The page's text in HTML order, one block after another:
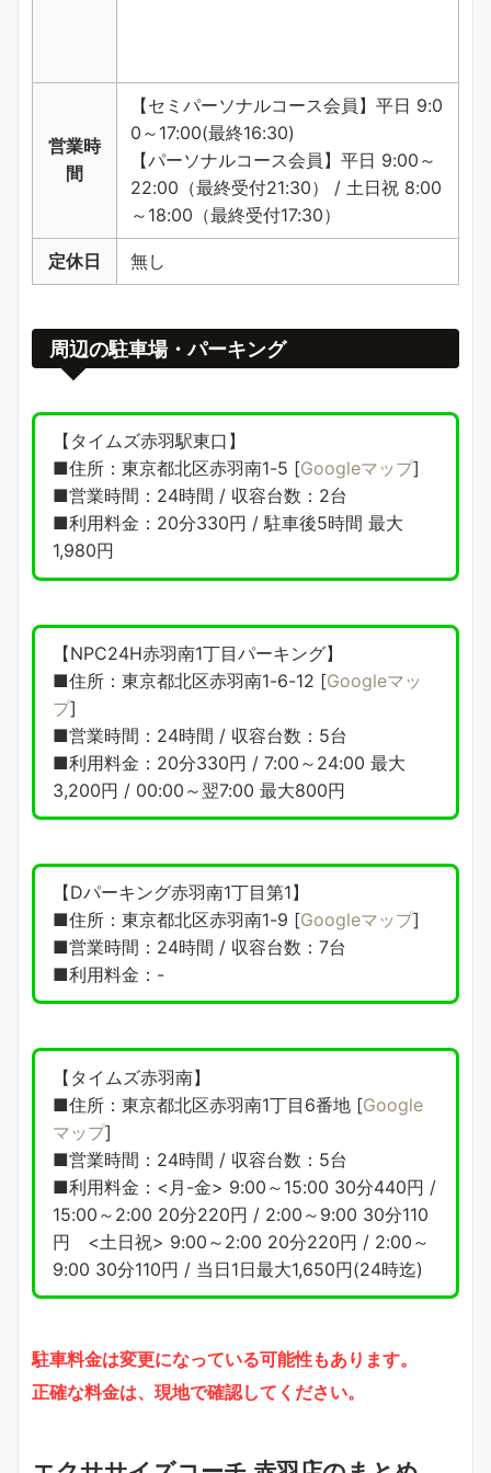
営業時
間
【セミパーソナルコース会員】平日 9:0
0～17:00(最終16:30)
【パーソナルコース会員】平日 9:00～
22:00（最終受付21:30） / 土日祝 8:00
～18:00（最終受付17:30）
定休日 無し
周辺の駐車場・パーキング
【タイムズ赤羽駅東口】
■住所：東京都北区赤羽南1-5 [Googleマップ]
■営業時間：24時間 / 収容台数：2台
■利用料金：20分330円 / 駐車後5時間 最大
1,980円
【NPC24H赤羽南1丁目パーキング】
■住所：東京都北区赤羽南1-6-12 [Googleマッ
プ]
■営業時間：24時間 / 収容台数：5台
■利用料金：20分330円 / 7:00～24:00 最大
3,200円 / 00:00～翌7:00 最大800円
【Dパーキング赤羽南1丁目第1】
■住所：東京都北区赤羽南1-9 [Googleマップ]
■営業時間：24時間 / 収容台数：7台
■利用料金：-
【タイムズ赤羽南】
■住所：東京都北区赤羽南1丁目6番地 [Google
マップ]
■営業時間：24時間 / 収容台数：5台
■利用料金：<月-金> 9:00～15:00 30分440円 /
15:00～2:00 20分220円 / 2:00～9:00 30分110
円 <土日祝> 9:00～2:00 20分220円 / 2:00～
9:00 30分110円 / 当日1日最大1,650円(24時迄)
駐車料金は変更になっている可能性もあります。
正確な料金は、現地で確認してください。